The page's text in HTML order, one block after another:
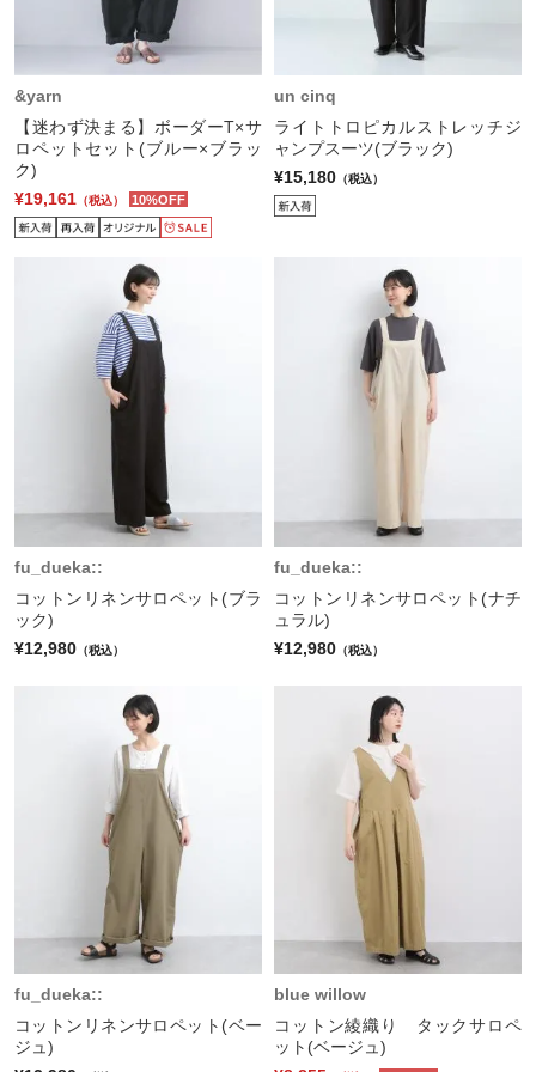
&yarn
【迷わず決まる】ボーダーT×サ
ロペットセット(ブルー×ブラッ
ク)
¥19,161 （税込） 10%OFF
un cinq
ライトトロピカルストレッチジ
ャンプスーツ(ブラック)
¥15,180 （税込）
fu_dueka::
コットンリネンサロペット(ブラ
ック)
¥12,980 （税込）
fu_dueka::
コットンリネンサロペット(ナチ
ュラル)
¥12,980 （税込）
fu_dueka::
コットンリネンサロペット(ベー
ジュ)
blue willow
コットン綾織り タックサロペ
ット(ベージュ)